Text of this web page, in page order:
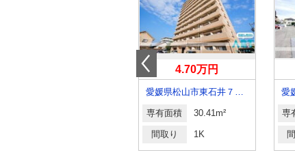
4.70万円
愛媛県松山市東石井７丁目
専有面積 30.41m²
間取り 1K
専